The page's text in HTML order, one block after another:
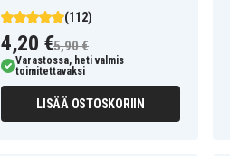
(112)
4,20 €5,90 €
Varastossa, heti valmis
toimitettavaksi
LISÄÄ OSTOSKORIIN